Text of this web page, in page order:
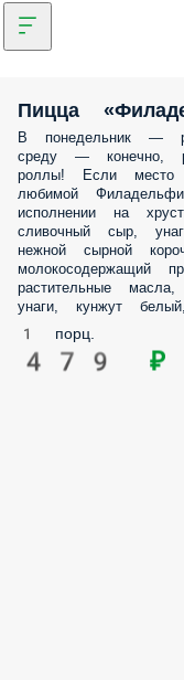
Пицца
В понедельник —
среду — конечно,
роллы! Если
любимой
исполнении на
сливочный сыр,
нежной сырной
молокосодержащий
растительные
унаги, кунжут
1 порц.
479 ₽